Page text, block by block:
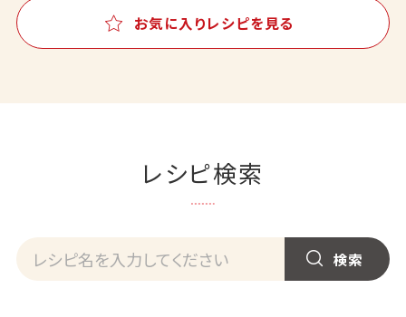
お気に入りレシピを見る
レシピ検索